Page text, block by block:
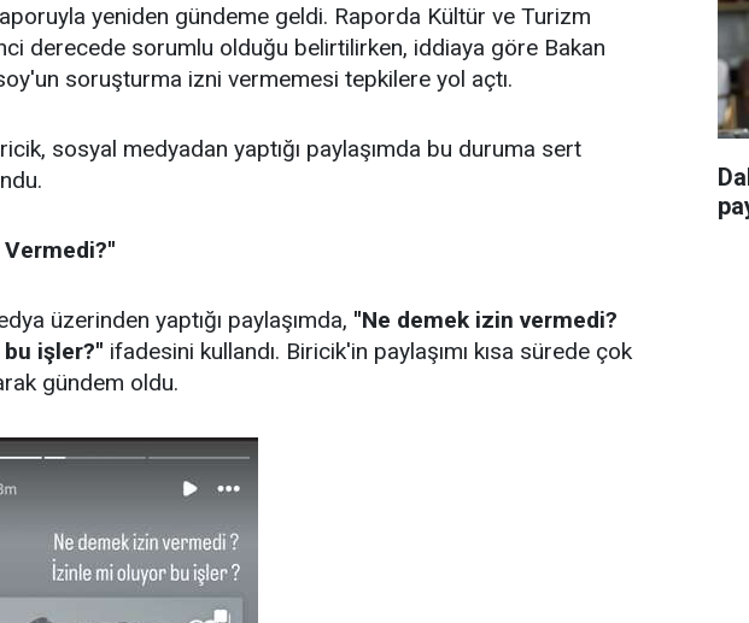
yeniden gündeme geldi. Raporda Kültür ve Turizm
derecede sorumlu olduğu belirtilirken, iddiaya göre Bakan
soruşturma izni vermemesi tepkilere yol açtı.
sosyal medyadan yaptığı paylaşımda bu duruma sert
üzerinden yaptığı paylaşımda, ''Ne demek izin vermedi?
işler?'' ifadesini kullandı. Biricik'in paylaşımı kısa sürede çok
gündem oldu.